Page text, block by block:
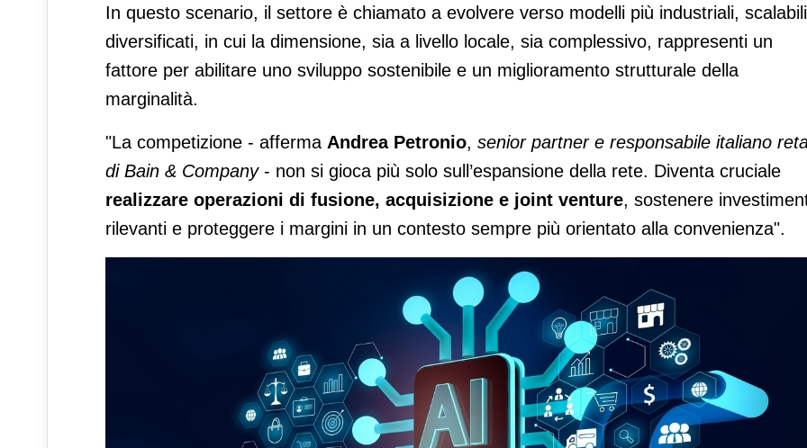
In questo scenario, il settore è chiamato a evolvere verso modelli più industriali,
diversificati, in cui la dimensione, sia a livello locale, sia complessivo, rappresenti un
fattore per abilitare uno sviluppo sostenibile e un miglioramento strutturale della
marginalità.
"La competizione - afferma Andrea Petronio, senior partner e responsabile italiano
di Bain & Company- non si gioca più solo sull’espansione della rete. Diventa cruciale
realizzare operazioni di fusione, acquisizione e joint venture, sostenere
rilevanti e proteggere i margini in un contesto sempre più orientato alla convenienza".